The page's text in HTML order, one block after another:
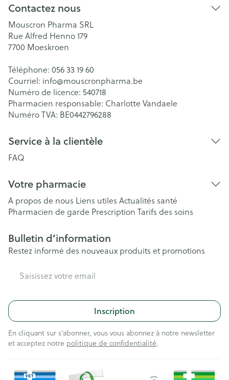
Contactez nous
Mouscron Pharma SRL
Rue Alfred Henno 179
7700 Moeskroen
Téléphone: 056 33 19 60
Courriel: info@mouscronpharma.be
Numéro de licence: 540718
Pharmacien responsable: Charlotte Vandaele
Numéro TVA: BE0442796288
Service à la clientèle
FAQ
Votre pharmacie
A propos de nous Liens utiles Actualités santé
Pharmacien de garde Prescription Tarifs des soins
Bulletin d’information
Restez informé des nouveaux produits et promotions
Inscription
En cliquant sur s'abonner, vous vous abonnez à notre newsletter
et acceptez notre politique de confidentialité.